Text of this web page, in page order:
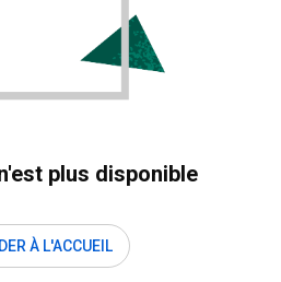
plus disponible
À L'ACCUEIL